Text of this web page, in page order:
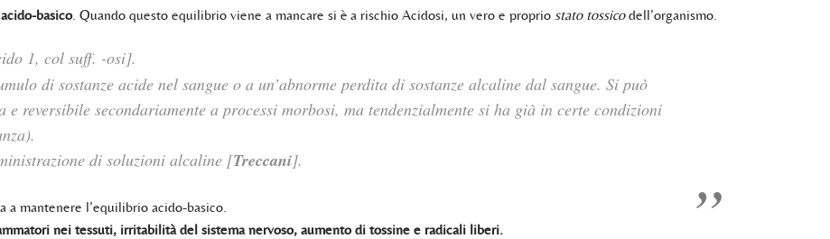
basico. Quando questo equilibrio viene a mancare si è a rischio Acidosi, un vero e proprio stato tossicodell’organismo.
1, col suff. -osi].
di sostanze acide nel sangue o a un’abnorme perdita di sostanze alcaline dal sangue. Si può
reversibile secondariamente a processi morbosi, ma tendenzialmente si ha già in certe condizioni
di soluzioni alcaline [Treccani].
a mantenere l’equilibrio acido-basico.
nei tessuti, irritabilità del sistema nervoso, aumento di tossine e radicali liberi.